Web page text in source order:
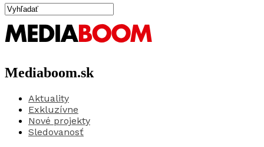
Mediaboom.sk
Aktuality
Exkluzívne
Nové projekty
Sledovanosť